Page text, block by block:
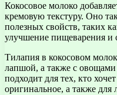
Кокосовое молоко
кремовую текстуру. Оно
полезных свойств, таких
улучшение пищеварения и
Тилапия в кокосовом
лапшой, а также с
подходит для тех, кто
оригинальное, а также